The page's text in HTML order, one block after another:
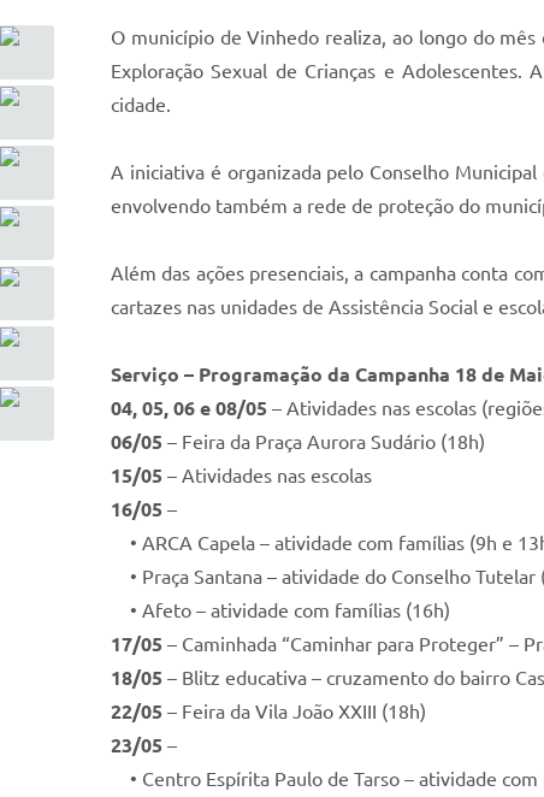
O município de Vinhedo realiza, ao longo do
Exploração Sexual de Crianças e
cidade.
A iniciativa é organizada pelo Conselho
envolvendo também a rede de proteção do
Além das ações presenciais, a campanha conta
cartazes nas unidades de Assistência Social e
Serviço – Programação da Campanha 18 de
04, 05, 06 e 08/05 – Atividades nas escolas
06/05 – Feira da Praça Aurora Sudário (18h)
15/05 – Atividades nas escolas
16/05 –
• ARCA Capela – atividade com famílias (9h e
• Praça Santana – atividade do Conselho Tutelar
• Afeto – atividade com famílias (16h)
17/05 – Caminhada “Caminhar para Proteger” –
18/05 – Blitz educativa – cruzamento do bairro
22/05 – Feira da Vila João XXIII (18h)
23/05 –
• Centro Espírita Paulo de Tarso – atividade com